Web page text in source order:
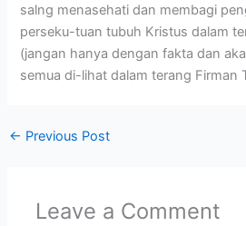
salng menasehati dan membagi
perseku-tuan tubuh Kristus dalam
(jangan hanya dengan fakta dan
semua di-lihat dalam terang Firman
← Previous Post
Leave a Comment